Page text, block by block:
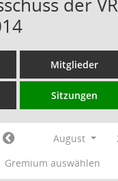
Mitglieder
Sitzungen
August
Gremium auswählen